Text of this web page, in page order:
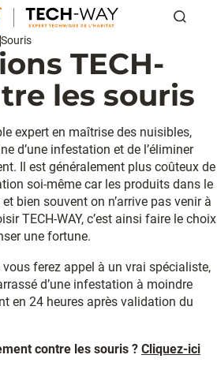
Professionnels
Particuliers
& actus
Souris
TECH-
les souris
expert en maîtrise des nuisibles,
d’une infestation et de l’éliminer
Il est généralement plus coûteux de
soi-même car les produits dans le
bien souvent on n’arrive pas venir à
TECH-WAY, c’est ainsi faire le choix
une fortune.
vous ferez appel à un vrai spécialiste,
d’une infestation à moindre
en 24 heures après validation du
contre les souris ? Cliquez-ici